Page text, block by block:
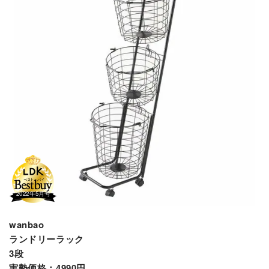
wanbao
ランドリーラック
3段